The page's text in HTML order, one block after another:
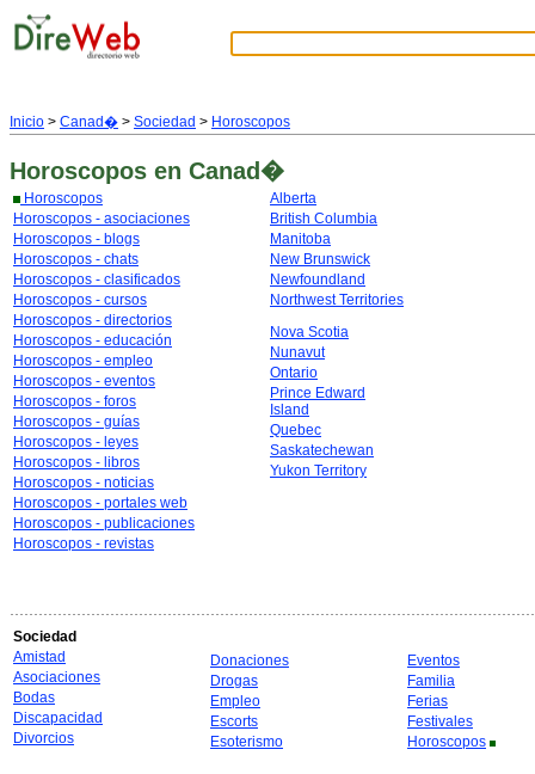
Inicio > Canad� > Sociedad > Horoscopos
Horoscopos en Canad�
Horoscopos
Horoscopos - asociaciones
Horoscopos - blogs
Horoscopos - chats
Horoscopos - clasificados
Horoscopos - cursos
Horoscopos - directorios
Horoscopos - educación
Horoscopos - empleo
Horoscopos - eventos
Horoscopos - foros
Horoscopos - guías
Horoscopos - leyes
Horoscopos - libros
Horoscopos - noticias
Horoscopos - portales web
Horoscopos - publicaciones
Horoscopos - revistas
Alberta
British Columbia
Manitoba
New Brunswick
Newfoundland
Northwest Territories
Nova Scotia
Nunavut
Ontario
Prince Edward
Island
Quebec
Saskatechewan
Yukon Territory
Sociedad
Amistad
Asociaciones
Bodas
Discapacidad
Divorcios
Donaciones
Drogas
Empleo
Escorts
Esoterismo
Eventos
Familia
Ferias
Festivales
Horoscopos